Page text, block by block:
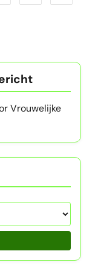
Vrouwelijke